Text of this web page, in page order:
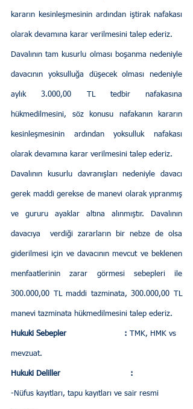
kararın kesinleşmesinin ardından iştirak nafakası
olarak devamına karar verilmesini talep ederiz.
Davalının tam kusurlu olması boşanma nedeniyle
davacının yoksulluğa düşecek olması nedeniyle
aylık 3.000,00 TL tedbir nafakasına
hükmedilmesini, söz konusu nafakanın kararın
kesinleşmesinin ardından yoksulluk nafakası
olarak devamına karar verilmesini talep ederiz.
Davalının kusurlu davranışları nedeniyle davacı
gerek maddi gerekse de manevi olarak yıpranmış
ve gururu ayaklar altına alınmıştır. Davalının
davacıya  verdiği zararların bir nebze de olsa
giderilmesi için ve davacının mevcut ve beklenen
menfaatlerinin zarar görmesi sebepleri ile
300.000,00 TL maddi tazminata, 300.000,00 TL
manevi tazminata hükmedilmesini talep ederiz.
Hukuki Sebepler                        : TMK, HMK vs
mevzuat.
Hukuki Deliller                             :
-Nüfus kayıtları, tapu kayıtları ve sair resmi